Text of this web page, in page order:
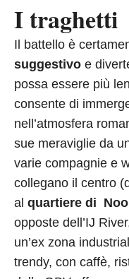
I traghetti
Il battello è
suggestivo e
possa essere più
consente di
nell’atmosfera
sue meraviglie da
varie compagnie e
collegano il centro
al quartiere di
opposte dell’IJ
un’ex zona
trendy, con caffè,